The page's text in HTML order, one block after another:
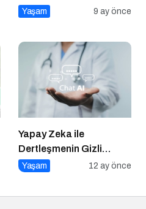
Yaşam 9 ay önce
Yapay Zeka ile
Dertleşmenin Gizli
Tehlikeleri
Yaşam 12 ay önce